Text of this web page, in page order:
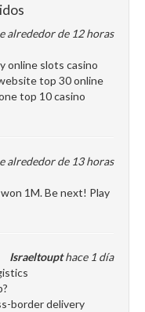
alrededor de 12 horas
online slots casino
top 30 online
top 10 casino
alrededor de 13 horas
1M. Be next! Play
Israeltoupthace 1 día
border delivery